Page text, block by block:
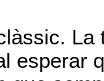
La
esperar